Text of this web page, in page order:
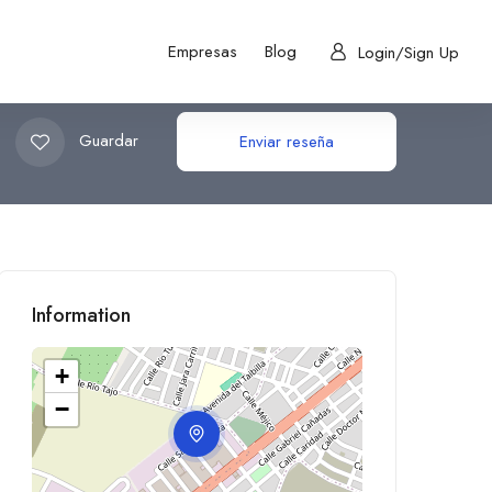
Empresas Blog Login/Sign Up
Guardar Enviar reseña
Information
+
−